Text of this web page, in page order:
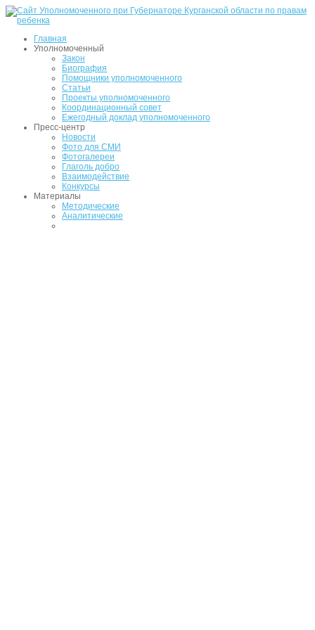
Главная
Уполномоченный
Закон
Биография
Помощники уполномоченного
Статьи
Проекты уполномоченного
Координационный совет
Ежегодный доклад уполномоченного
Пресс-центр
Новости
Фото для СМИ
Фотогалереи
Глаголь добро
Взаимодействие
Конкурсы
Материалы
Методические
Аналитические